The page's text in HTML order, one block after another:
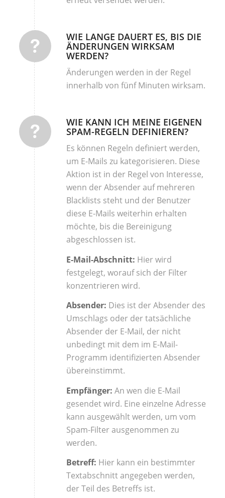
WIE LANGE DAUERT ES, BIS DIE
ÄNDERUNGEN WIRKSAM
WERDEN?
Änderungen werden in der Regel
innerhalb von fünf Minuten wirksam.
WIE KANN ICH MEINE EIGENEN
SPAM-REGELN DEFINIEREN?
Es können Regeln definiert werden,
um E-Mails zu kategorisieren. Diese
Aktion ist in der Regel von Interesse,
wenn der Absender auf mehreren
Blacklists steht und der Benutzer
diese E-Mails weiterhin erhalten
möchte, bis die Bereinigung
abgeschlossen ist.
E-Mail-Abschnitt: Hier wird
festgelegt, worauf sich der Filter
konzentrieren wird.
Absender: Dies ist der Absender des
Umschlags oder der tatsächliche
Absender der E-Mail, der nicht
unbedingt mit dem im E-Mail-
Programm identifizierten Absender
übereinstimmt.
Empfänger: An wen die E-Mail
gesendet wird. Eine einzelne Adresse
kann ausgewählt werden, um vom
Spam-Filter ausgenommen zu
werden.
Betreff: Hier kann ein bestimmter
Textabschnitt angegeben werden,
der Teil des Betreffs ist.